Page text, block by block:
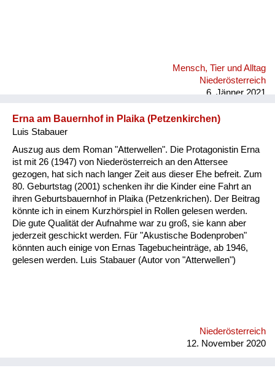
Mensch, Tier und Alltag
Niederösterreich
6. Jänner 2021
Erna am Bauernhof in Plaika (Petzenkirchen)
Luis Stabauer
Auszug aus dem Roman "Atterwellen". Die Protagonistin Erna
ist mit 26 (1947) von Niederösterreich an den Attersee
gezogen, hat sich nach langer Zeit aus dieser Ehe befreit. Zum
80. Geburtstag (2001) schenken ihr die Kinder eine Fahrt an
ihren Geburtsbauernhof in Plaika (Petzenkrichen). Der Beitrag
könnte ich in einem Kurzhörspiel in Rollen gelesen werden.
Die gute Qualität der Aufnahme war zu groß, sie kann aber
jederzeit geschickt werden. Für "Akustische Bodenproben"
könnten auch einige von Ernas Tagebucheinträge, ab 1946,
gelesen werden. Luis Stabauer (Autor von "Atterwellen")
Niederösterreich
12. November 2020